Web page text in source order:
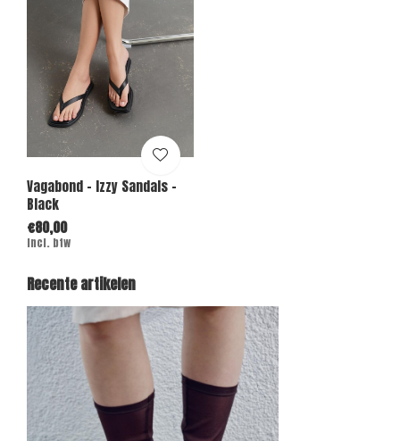
Vagabond - Izzy Sandals -
Black
€80,00
Incl. btw
Recente artikelen